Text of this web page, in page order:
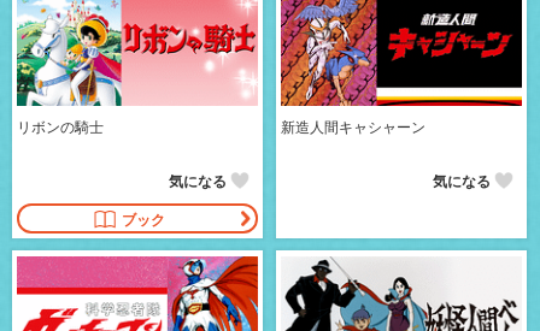
リボンの騎士
ブック
気になる
新造人間キャシャーン
気になる